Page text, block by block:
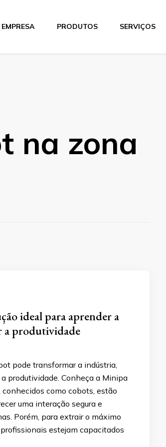
EMPRESA PRODUTOS SERVIÇOS
na zona
ideal para aprender a
a produtividade
pode transformar a indústria,
produtividade. Conheça a Minipa
como cobots, estão
uma interação segura e
Porém, para extrair o máximo
estejam capacitados